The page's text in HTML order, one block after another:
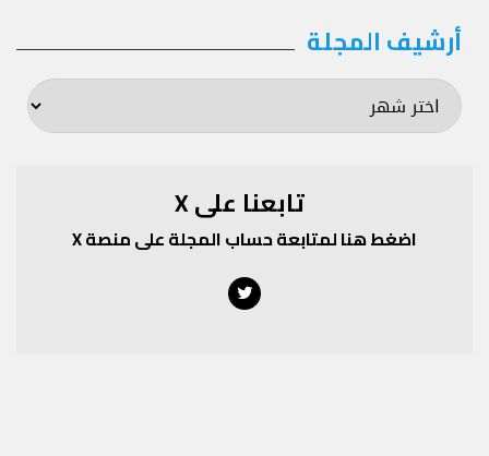
أرشيف المجلة أرشيف
المجلة
تابعنا على X
اضغط هنا لمتابعة حساب المجلة على منصة X
Twitter